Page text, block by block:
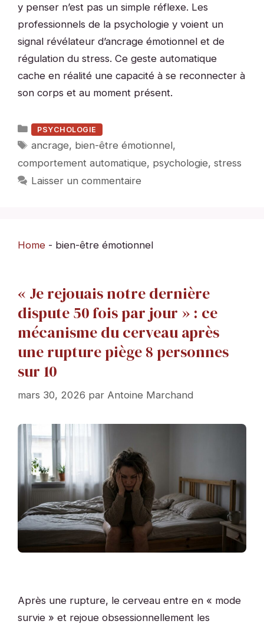
y penser n’est pas un simple réflexe. Les
professionnels de la psychologie y voient un
signal révélateur d’ancrage émotionnel et de
régulation du stress. Ce geste automatique
cache en réalité une capacité à se reconnecter à
son corps et au moment présent.
Catégories
PSYCHOLOGIE
Étiquettes
ancrage, bien-être émotionnel,
comportement automatique, psychologie, stress
Laisser un commentaire
Home - bien-être émotionnel
« Je rejouais notre dernière
dispute 50 fois par jour » : ce
mécanisme du cerveau après
une rupture piège 8 personnes
sur 10
mars 30, 2026 par Antoine Marchand
Après une rupture, le cerveau entre en « mode
survie » et rejoue obsessionnellement les